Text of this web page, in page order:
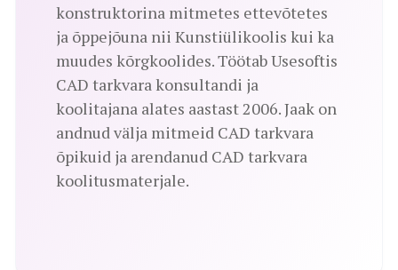
konstruktorina mitmetes ettevõtetes
ja õppejõuna nii Kunstiülikoolis kui ka
muudes kõrgkoolides. Töötab Usesoftis
CAD tarkvara konsultandi ja
koolitajana alates aastast 2006. Jaak on
andnud välja mitmeid CAD tarkvara
õpikuid ja arendanud CAD tarkvara
koolitusmaterjale.